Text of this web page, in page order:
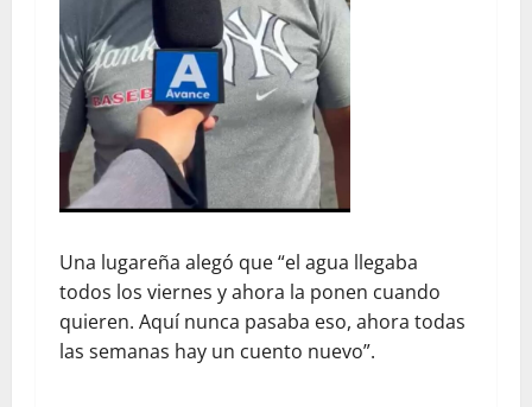
Una lugareña alegó que “el agua llegaba
todos los viernes y ahora la ponen cuando
quieren. Aquí nunca pasaba eso, ahora todas
las semanas hay un cuento nuevo”.